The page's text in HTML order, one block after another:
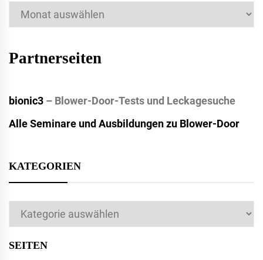
Archiv
Partnerseiten
bionic3 – Blower-Door-Tests und Leckagesuche
Alle Seminare und Ausbildungen zu Blower-Door
KATEGORIEN
Kategorien
SEITEN